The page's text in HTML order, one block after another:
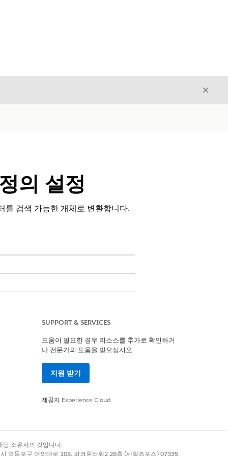
닫기
의 설정
를 검색 가능한 개체로 변환합니다.
옵니다. 의료 전문가 시설의 레코드
는 해당 레코드를 150만 이하로 제
으로 저장을 선택합니다.
SUPPORT & SERVICES
도움이 필요한 경우 리소스를 추가로 확인하거
나 전문가의 도움을 받으십시오.
지원 받기
제공자 Experience Cloud
소유자의 것입니다.
영등포구 여의대로 108, 파크원타워2 28층 (세일즈포스) 07335